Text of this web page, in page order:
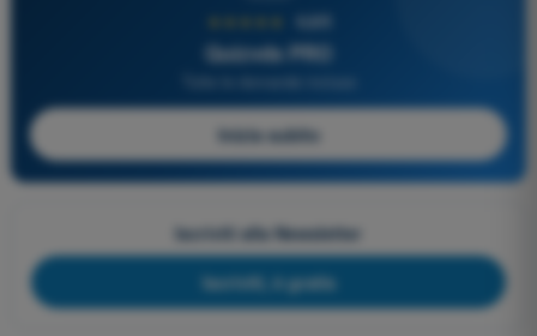
Quizvds PRO
Inizia subito
Iscriviti alla Newsletter
Iscriviti, è gratis